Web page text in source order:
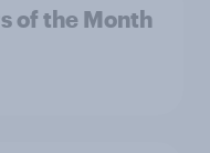
of the Month